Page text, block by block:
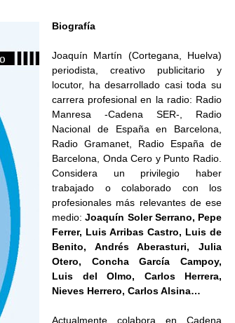
Biografía
Joaquín Martín (Cortegana, Huelva)
periodista, creativo publicitario y
locutor, ha desarrollado casi toda su
carrera profesional en la radio: Radio
Manresa -Cadena SER-, Radio
Nacional de España en Barcelona,
Radio Gramanet, Radio España de
Barcelona, Onda Cero y Punto Radio.
Considera un privilegio haber
trabajado o colaborado con los
profesionales más relevantes de ese
medio:Joaquín Soler Serrano, Pepe
Ferrer, Luis Arribas Castro, Luis de
Benito, Andrés Aberasturi, Julia
Otero, Concha García Campoy,
Luis del Olmo, Carlos Herrera,
Nieves Herrero, Carlos Alsina…
Actualmente colabora en Cadena